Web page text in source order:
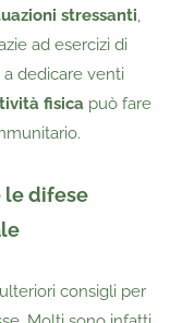
stressanti,
ad esercizi di
a dedicare venti
fisica può fare
le difese
consigli per